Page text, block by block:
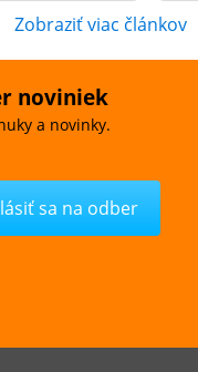
Zobraziť viac článkov
noviniek
a novinky.